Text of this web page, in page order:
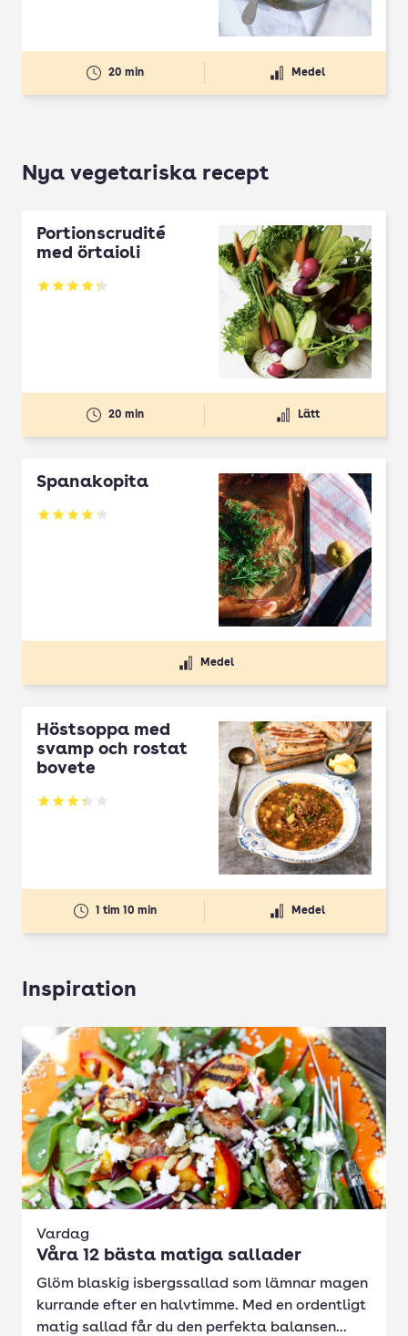
20 min Medel
Nya vegetariska recept
Portionscrudité
med örtaioli
Betyg: 4.27 av 5
20 min Lätt
Spanakopita
Betyg: 4.1 av 5
Medel
Höstsoppa med
svamp och rostat
bovete
Betyg: 3.33 av 5
1 tim 10 min Medel
Inspiration
Vardag
Våra 12 bästa matiga sallader
Glöm blaskig isbergssallad som lämnar magen
kurrande efter en halvtimme. Med en ordentligt
matig sallad får du den perfekta balansen...